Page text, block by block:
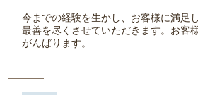
今までの経験を生かし、お客様に満足
最善を尽くさせていただきます。お客
がんばります。